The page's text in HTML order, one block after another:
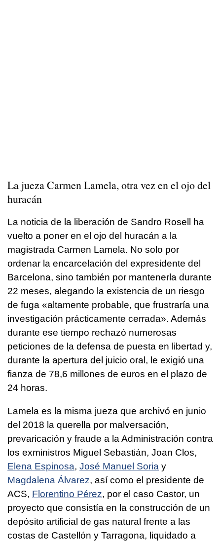
La jueza Carmen Lamela, otra vez en el ojo del
huracán
La noticia de la liberación de Sandro Rosell ha
vuelto a poner en el ojo del huracán a la
magistrada Carmen Lamela. No solo por
ordenar la encarcelación del expresidente del
Barcelona, sino también por mantenerla durante
22 meses, alegando la existencia de un riesgo
de fuga «altamente probable, que frustraría una
investigación prácticamente cerrada». Además
durante ese tiempo rechazó numerosas
peticiones de la defensa de puesta en libertad y,
durante la apertura del juicio oral, le exigió una
fianza de 78,6 millones de euros en el plazo de
24 horas.
Lamela es la misma jueza que archivó en junio
del 2018 la querella por malversación,
prevaricación y fraude a la Administración contra
los exministros Miguel Sebastián, Joan Clos,
Elena Espinosa, José Manuel Soria y
Magdalena Álvarez, así como el presidente de
ACS, Florentino Pérez, por el caso Castor, un
proyecto que consistía en la construcción de un
depósito artificial de gas natural frente a las
costas de Castellón y Tarragona, liquidado a